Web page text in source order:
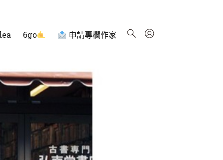
6go 申請專欄作家